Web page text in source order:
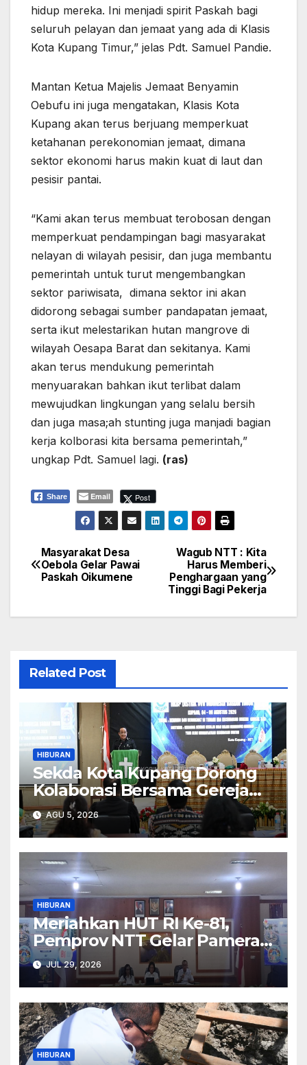
hidup mereka. Ini menjadi spirit Paskah bagi
seluruh pelayan dan jemaat yang ada di Klasis
Kota Kupang Timur,” jelas Pdt. Samuel Pandie.
Mantan Ketua Majelis Jemaat Benyamin
Oebufu ini juga mengatakan, Klasis Kota
Kupang akan terus berjuang memperkuat
ketahanan perekonomian jemaat, dimana
sektor ekonomi harus makin kuat di laut dan
pesisir pantai.
“Kami akan terus membuat terobosan dengan
memperkuat pendampingan bagi masyarakat
nelayan di wilayah pesisir, dan juga membantu
pemerintah untuk turut mengembangkan
sektor pariwisata, dimana sektor ini akan
didorong sebagai sumber pandapatan jemaat,
serta ikut melestarikan hutan mangrove di
wilayah Oesapa Barat dan sekitanya. Kami
akan terus mendukung pemerintah
menyuarakan bahkan ikut terlibat dalam
mewujudkan lingkungan yang selalu bersih
dan juga masa;ah stunting juga manjadi bagian
kerja kolborasi kita bersama pemerintah,”
ungkap Pdt. Samuel lagi. (ras)
Share Email Post
Navigasi
pos
Wagub NTT : Kita
Harus Memberi
Penghargaan yang
Tinggi Bagi Pekerja
Masyarakat Desa
Oebola Gelar Pawai
Paskah Oikumene
Related Post
HIBURAN
Sekda Kota Kupang Dorong
Kolaborasi Bersama Gereja
HKBP di Era AI
AGU 5, 2026
HIBURAN
Meriahkan HUT RI Ke-81,
Pemprov NTT Gelar Pameran
Pembangunan 11-20 Agustus
JUL 29, 2026
HIBURAN